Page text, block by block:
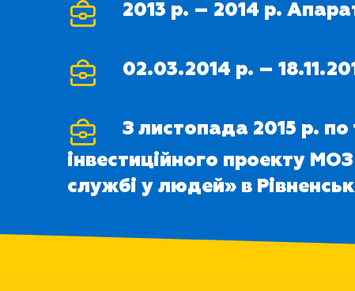
2013 р. – 2014 р.
02.03.2014 р. –
З листопада 2015 р. по
інвестиційного проекту
службі у людей» в